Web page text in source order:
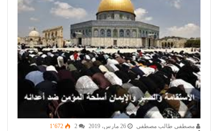
مصطفى طالب مصطفى 26 مارس، 2019 1٬672